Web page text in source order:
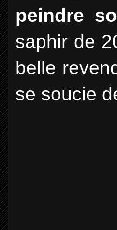
peindre
saphir de
belle
se soucie